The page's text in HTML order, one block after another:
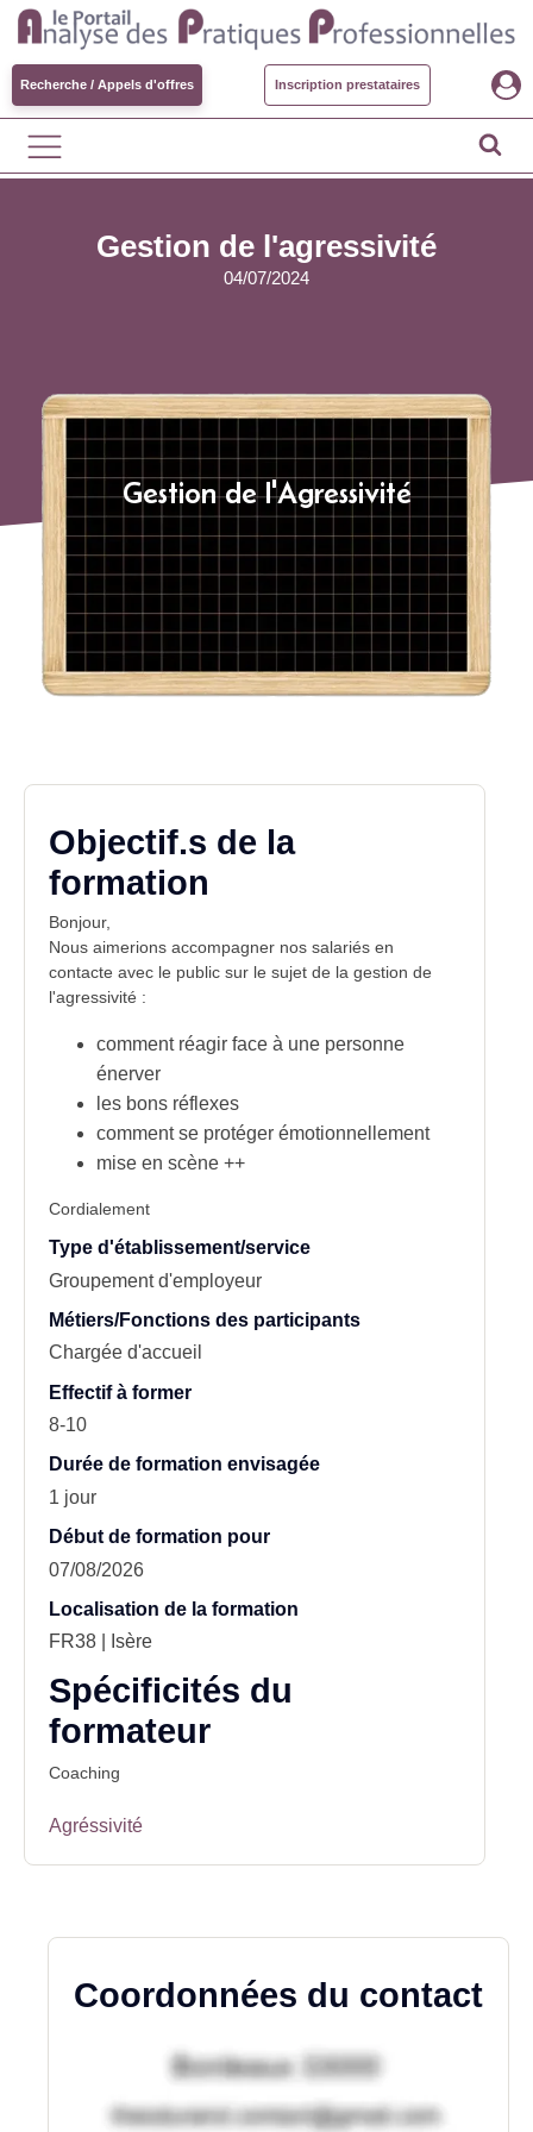
Recherche / Appels d'offres Inscription prestataires
Gestion de l'agressivité
04/07/2024
Gestion de l'Agressivité
Objectif.s de la
formation
Bonjour,
Nous aimerions accompagner nos salariés en
contacte avec le public sur le sujet de la gestion de
l'agressivité :
comment réagir face à une personne
énerver
les bons réflexes
comment se protéger émotionnellement
mise en scène ++
Cordialement
Type d'établissement/service
Groupement d'employeur
Métiers/Fonctions des participants
Chargée d'accueil
Effectif à former
8-10
Durée de formation envisagée
1 jour
Début de formation pour
07/08/2026
Localisation de la formation
FR38 | Isère
Spécificités du
formateur
Coaching
Agréssivité
Coordonnées du contact